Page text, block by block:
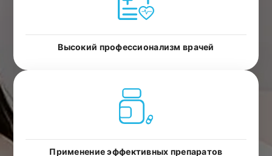
Высокий профессионализм врачей
Применение эффективных препаратов